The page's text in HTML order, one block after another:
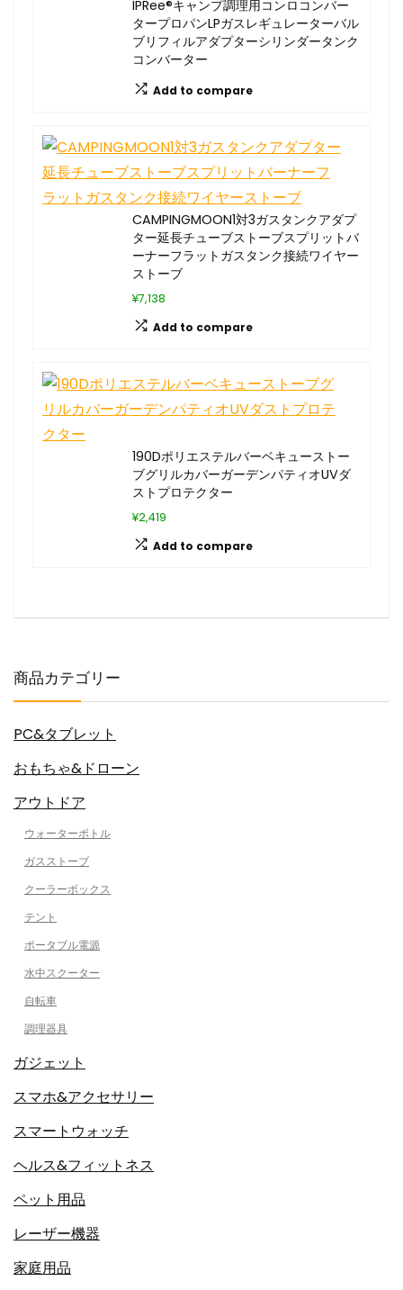
IPRee®キャンプ調理用コンロコンバー
タープロパンLPガスレギュレーターバル
ブリフィルアダプターシリンダータンク
コンバーター
Add to compare
CAMPINGMOON1対3ガスタンクアダプ
ター延長チューブストーブスプリットバ
ーナーフラットガスタンク接続ワイヤー
ストーブ
¥7,138
Add to compare
190Dポリエステルバーベキューストー
ブグリルカバーガーデンパティオUVダ
ストプロテクター
¥2,419
Add to compare
商品カテゴリー
PC&タブレット
おもちゃ&ドローン
アウトドア
ウォーターボトル
ガスストーブ
クーラーボックス
テント
ポータブル電源
水中スクーター
自転車
調理器具
ガジェット
スマホ&アクセサリー
スマートウォッチ
ヘルス&フィットネス
ペット用品
レーザー機器
家庭用品